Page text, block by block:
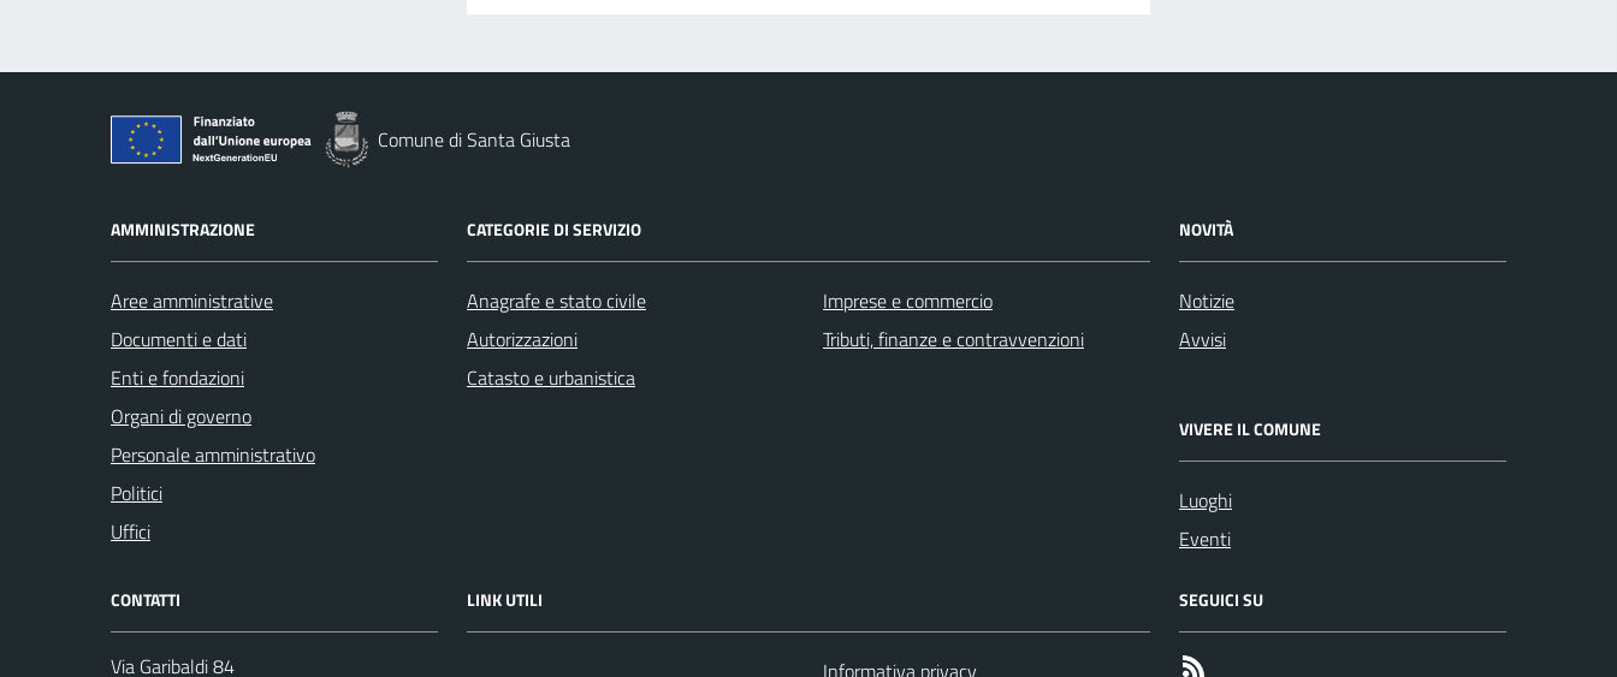
Comune di Santa Giusta
AMMINISTRAZIONE
Aree amministrative
Documenti e dati
Enti e fondazioni
Organi di governo
Personale amministrativo
Politici
Uffici
CATEGORIE DI SERVIZIO
Anagrafe e stato civile
Autorizzazioni
Catasto e urbanistica
Imprese e commercio
Tributi, finanze e contravvenzioni
NOVITÀ
Notizie
Avvisi
VIVERE IL COMUNE
Luoghi
Eventi
CONTATTI
Via Garibaldi 84
LINK UTILI
Informativa privacy
SEGUICI SU